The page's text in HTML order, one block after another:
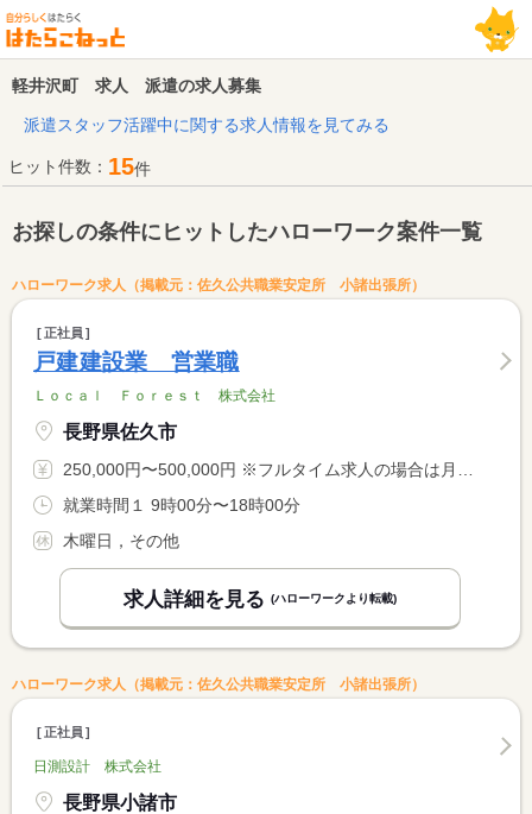
軽井沢町 求人 派遣の求人募集
派遣スタッフ活躍中に関する求人情報を見てみる
ヒット件数： 15件
お探しの条件にヒットしたハローワーク案件一覧
ハローワーク求人（掲載元：佐久公共職業安定所 小諸出張所）
正社員
戸建建設業 営業職
Ｌｏｃａｌ Ｆｏｒｅｓｔ 株式会社
長野県佐久市
250,000円〜500,000円 ※フルタイム求人の場合は月額（換算額）、パート求人の場合は時間額を表示しています。
就業時間１ 9時00分〜18時00分
木曜日，その他
求人詳細を見る (ハローワークより転載)
ハローワーク求人（掲載元：佐久公共職業安定所 小諸出張所）
正社員
日測設計 株式会社
長野県小諸市